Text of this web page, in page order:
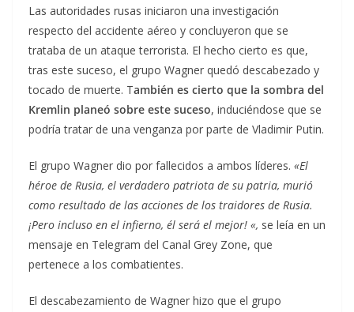
Las autoridades rusas iniciaron una investigación
respecto del accidente aéreo y concluyeron que se
trataba de un ataque terrorista. El hecho cierto es que,
tras este suceso, el grupo Wagner quedó descabezado y
tocado de muerte. También es cierto que la sombra del
Kremlin planeó sobre este suceso, induciéndose que se
podría tratar de una venganza por parte de Vladimir Putin.
El grupo Wagner dio por fallecidos a ambos líderes. «El
héroe de Rusia, el verdadero patriota de su patria, murió
como resultado de las acciones de los traidores de Rusia.
¡Pero incluso en el infierno, él será el mejor! «, se leía en un
mensaje en Telegram del Canal Grey Zone, que
pertenece a los combatientes.
El descabezamiento de Wagner hizo que el grupo